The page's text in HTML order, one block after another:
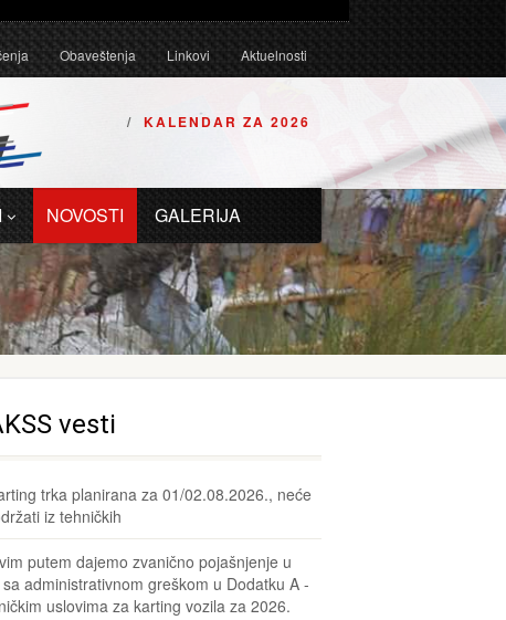
Obaveštenja Linkovi Aktuelnosti
KALENDAR ZA 2026
NOVOSTI GALERIJA
vesti
trka planirana za 01/02.08.2026., neće
iz tehničkih
putem dajemo zvanično pojašnjenje u
administrativnom greškom u Dodatku A -
uslovima za karting vozila za 2026.